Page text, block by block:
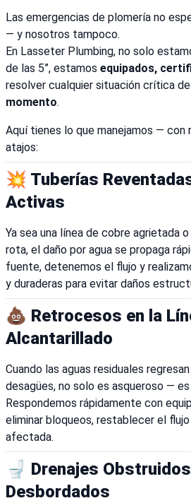
Las emergencias de plomería no
— y nosotros tampoco.
En Lasseter Plumbing, no solo
de las 5”, estamos equipados,
resolver cualquier situación crítica
momento.
Aquí tienes lo que manejamos — con
atajos:
💥 Tuberías
Activas
Ya sea una línea de cobre agrietada
rota, el daño por agua se propaga
fuente, detenemos el flujo y
y duraderas para evitar daños
💩 Retrocesos en la
Alcantarillado
Cuando las aguas residuales
desagües, no solo es asqueroso —
Respondemos rápidamente con
eliminar bloqueos, restablecer el
afectada.
🚽 Drenajes
Desbordados